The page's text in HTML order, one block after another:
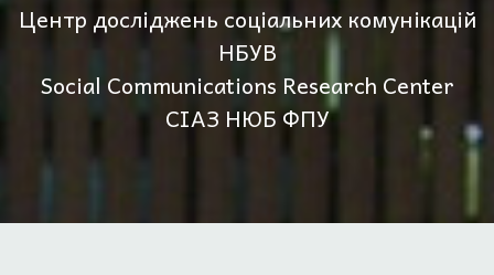
Центр досліджень соціальних комунікацій
НБУВ
Social Communications Research Center
СІАЗ НЮБ ФПУ